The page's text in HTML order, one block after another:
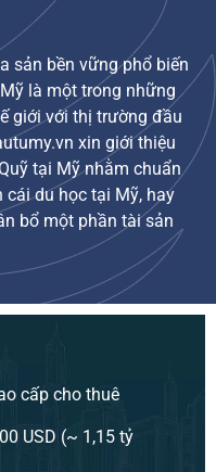
sản bền vững phổ biến
là một trong những
giới với thị trường đầu
xin giới thiệu
tại Mỹ nhằm chuẩn
cái du học tại Mỹ, hay
bổ một phần tài sản
cấp cho thuê
USD (~ 1,15 tỷ